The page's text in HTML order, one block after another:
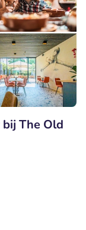
The Old